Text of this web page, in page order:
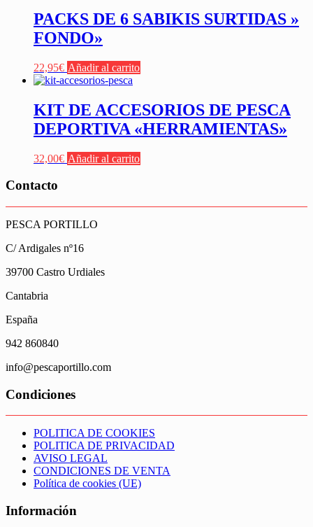
PACKS DE 6 SABIKIS SURTIDAS »
FONDO»
22,95€ Añadir al carrito
KIT DE ACCESORIOS DE PESCA
DEPORTIVA «HERRAMIENTAS»
32,00€ Añadir al carrito
Contacto
PESCA PORTILLO
C/ Ardigales nº16
39700 Castro Urdiales
Cantabria
España
942 860840
info@pescaportillo.com
Condiciones
POLITICA DE COOKIES
POLITICA DE PRIVACIDAD
AVISO LEGAL
CONDICIONES DE VENTA
Política de cookies (UE)
Información